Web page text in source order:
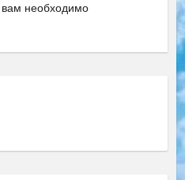
вам необходимо